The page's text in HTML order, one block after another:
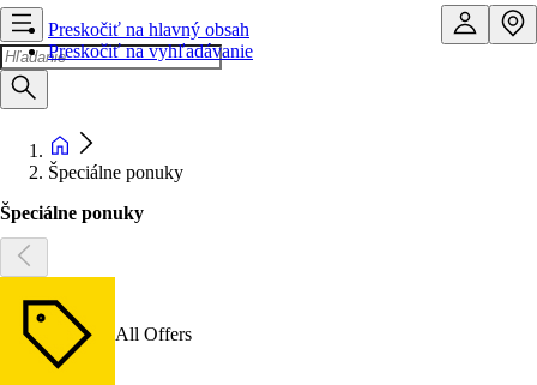
Preskočiť na hlavný obsah
Preskočiť na vyhľadávanie
Špeciálne ponuky
Špeciálne ponuky
All Offers